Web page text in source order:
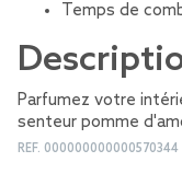
Temps de
Parfumez votre
senteur pomme
REF. 000000000000570344